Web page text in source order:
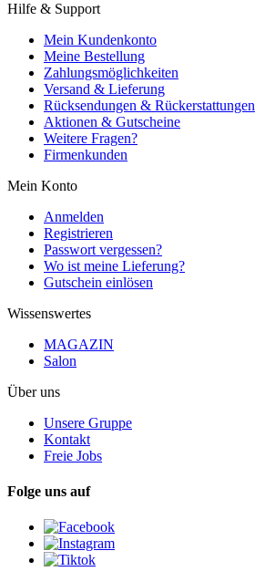
Hilfe & Support
Mein Kundenkonto
Meine Bestellung
Zahlungsmöglichkeiten
Versand & Lieferung
Rücksendungen & Rückerstattungen
Aktionen & Gutscheine
Weitere Fragen?
Firmenkunden
Mein Konto
Anmelden
Registrieren
Passwort vergessen?
Wo ist meine Lieferung?
Gutschein einlösen
Wissenswertes
MAGAZIN
Salon
Über uns
Unsere Gruppe
Kontakt
Freie Jobs
Folge uns auf